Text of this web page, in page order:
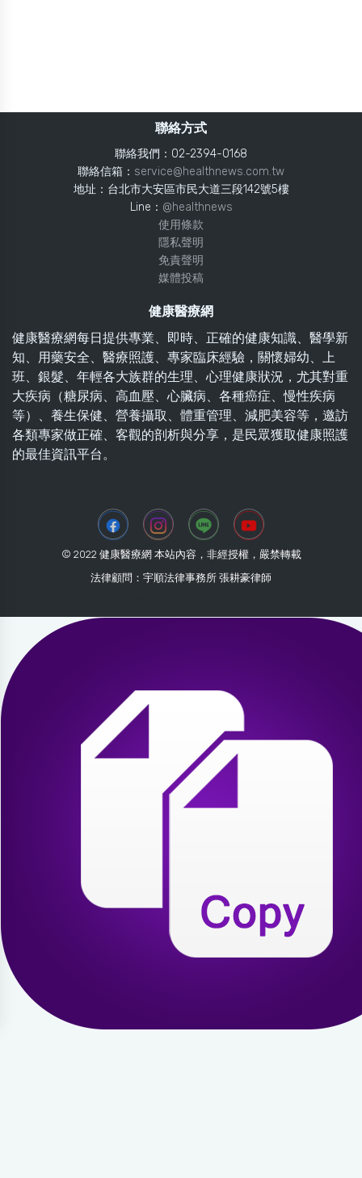
聯絡方式
聯絡我們：02-2394-0168
聯絡信箱： service@healthnews.com.tw
地址：台北市大安區市民大道三段142號5樓
Line： @healthnews
使用條款
隱私聲明
免責聲明
媒體投稿
健康醫療網
健康醫療網每日提供專業、即時、正確的健康知識、醫學新
知、用藥安全、醫療照護、專家臨床經驗，關懷婦幼、上
班、銀髮、年輕各大族群的生理、心理健康狀況，尤其對重
大疾病（糖尿病、高血壓、心臟病、各種癌症、慢性疾病
等）、養生保健、營養攝取、體重管理、減肥美容等，邀訪
各類專家做正確、客觀的剖析與分享，是民眾獲取健康照護
的最佳資訊平台。
© 2022 健康醫療網 本站內容，非經授權，嚴禁轉載
法律顧問：宇順法律事務所 張耕豪律師